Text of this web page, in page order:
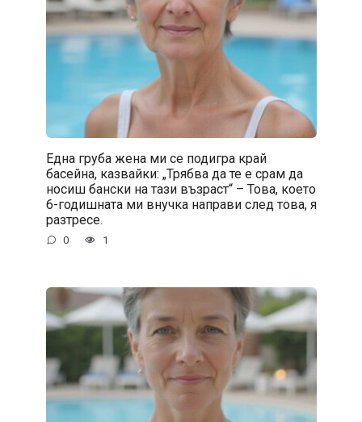
Една груба жена ми се подигра край
басейна, казвайки: „Трябва да те е срам да
носиш бански на тази възраст“ – Това, което
6-годишната ми внучка направи след това, я
разтресе.
0 1